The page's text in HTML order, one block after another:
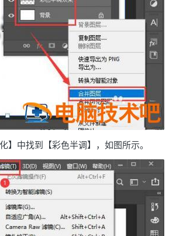
中找到【彩色半调】，如图所示。